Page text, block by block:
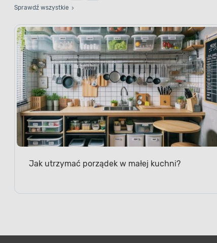
Sprawdź wszystkie
Jak utrzymać porządek w małej kuchni?